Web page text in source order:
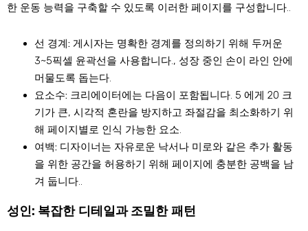
한 운동 능력을 구축할 수 있도록 이러한 페이지를 구성합니다..
선 경계: 게시자는 명확한 경계를 정의하기 위해 두꺼운
3~5픽셀 윤곽선을 사용합니다., 성장 중인 손이 라인 안에
머물도록 돕는다.
요소수: 크리에이터에는 다음이 포함됩니다. 5 에게 20 크
기가 큰, 시각적 혼란을 방지하고 좌절감을 최소화하기 위
해 페이지별로 인식 가능한 요소.
여백: 디자이너는 자유로운 낙서나 미로와 같은 추가 활동
을 위한 공간을 허용하기 위해 페이지에 충분한 공백을 남
겨 둡니다..
성인: 복잡한 디테일과 조밀한 패턴